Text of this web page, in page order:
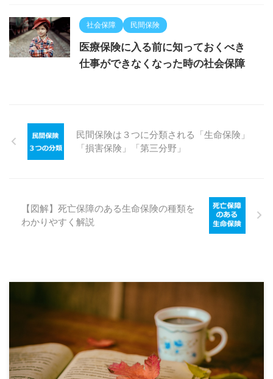
社会保障 民間保険
医療保険に入る前に知っておくべき
仕事ができなくなった時の社会保障
民間保険は３つに分類される「生命保険」
「損害保険」「第三分野」
【図解】死亡保障のある生命保険の種類を
わかりやすく解説